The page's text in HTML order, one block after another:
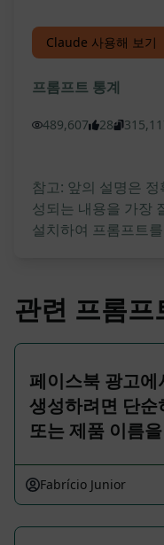
Claude 사용해 보기
프롬프트 통계
489,607 28
참고: 앞의 설명은
성되는 내용을 가장
설치하여 프롬프트
관련 프롬프
페이스북 광고
생성하려면 단
또는 제품 이름
Fabrício Junior